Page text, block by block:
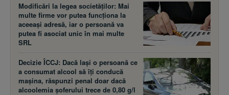
Modificări la legea societăţilor: Mai
multe firme vor putea funcţiona la
aceeaşi adresă, iar o persoană va
putea fi asociat unic în mai multe
SRL
Decizie ÎCCJ: Dacă laşi o persoană ce
a consumat alcool să îţi conducă
maşina, răspunzi penal doar dacă
alcoolemia şoferului trece de 0,80 g/l